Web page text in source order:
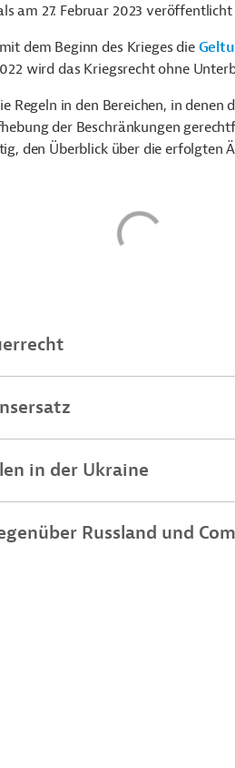
am 27. Februar 2023
dem Beginn des Krieges die
wird das Kriegsrecht ohne
Regeln in den Bereichen, in denen
der Beschränkungen
den Überblick über die erfolgten
in der Ukraine
Russland und